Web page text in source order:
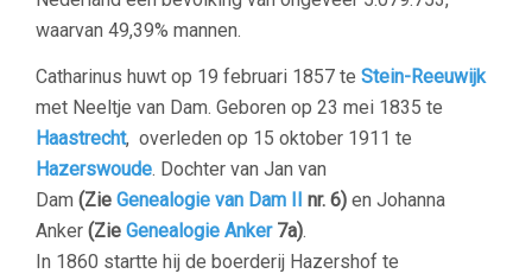
waarvan 49,39% mannen.
Catharinus huwt op 19 februari 1857 te Stein-Reeuwijk
met Neeltje van Dam. Geboren op 23 mei 1835 te
Haastrecht, overleden op 15 oktober 1911 te
Hazerswoude. Dochter van Jan van
Dam (Zie Genealogie van Dam II nr. 6) en Johanna
Anker (Zie Genealogie Anker7a).
In 1860 startte hij de boerderij Hazershof te